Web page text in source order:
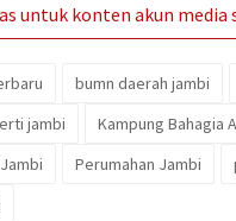
untuk konten akun media
bumn daerah jambi
jambi
Kampung Bahagia
Perumahan Jambi